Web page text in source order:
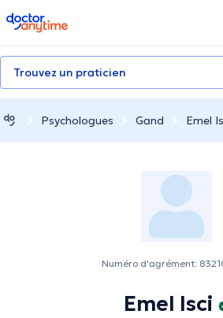
doctoranytime
Trouvez un praticien
Psychologues Gand Emel
Numéro d'agrément:
Emel Isci